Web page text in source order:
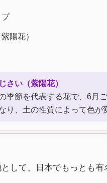
プ
陽花）
さい（紫陽花）
季節を代表する花で、6月
り、土の性質によって色が
して、日本でもっとも有